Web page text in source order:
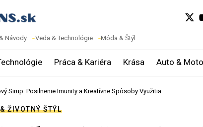
Návody Veda & Technológie Móda & Štýl
Práca & Kariéra Krása Auto & Moto
Sirup: Posilnenie Imunity a Kreatívne Spôsoby Využitia
ŽIVOTNÝ ŠTÝL